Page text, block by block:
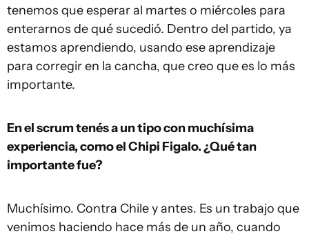
tenemos que esperar al martes o miércoles para
enterarnos de qué sucedió. Dentro del partido, ya
estamos aprendiendo, usando ese aprendizaje
para corregir en la cancha, que creo que es lo más
importante.
En el scrum tenés a un tipo con muchísima
experiencia, como el Chipi Figalo. ¿Qué tan
importante fue?
Muchísimo. Contra Chile y antes. Es un trabajo que
venimos haciendo hace más de un año, cuando